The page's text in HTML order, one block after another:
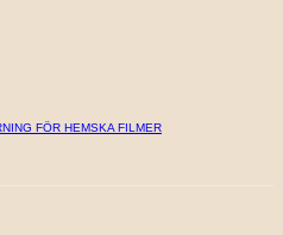
FÖR HEMSKA FILMER